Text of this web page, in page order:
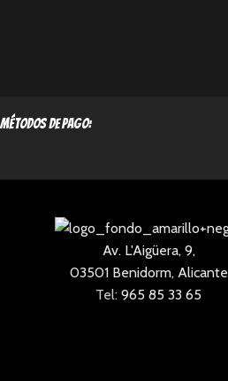
métodos de pago:
Av. L'Aigüera, 9,
03501 Benidorm, Alicante
Tel: 965 85 33 65